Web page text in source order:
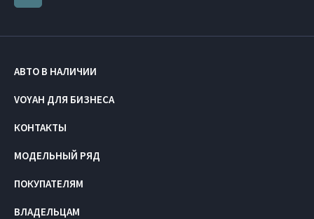
АВТО В НАЛИЧИИ
VOYAH ДЛЯ БИЗНЕСА
КОНТАКТЫ
МОДЕЛЬНЫЙ РЯД
ПОКУПАТЕЛЯМ
ВЛАДЕЛЬЦАМ